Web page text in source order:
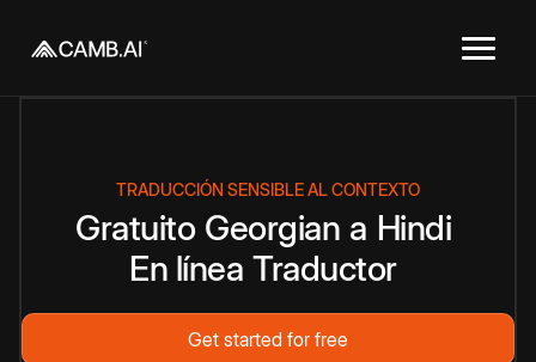
TRADUCCIÓN SENSIBLE AL CONTEXTO
Gratuito Georgian a Hindi
En línea Traductor
Get started for free